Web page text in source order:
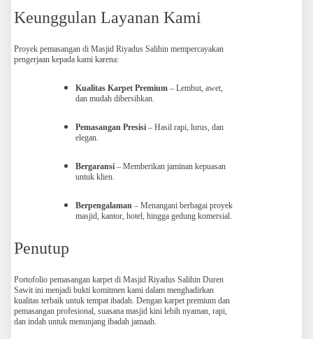
Keunggulan Layanan Kami
Proyek pemasangan di Masjid Riyadus Salihin mempercayakan
pengerjaan kepada kami karena:
Kualitas Karpet Premium – Lembut, awet,
dan mudah dibersihkan.
Pemasangan Presisi – Hasil rapi, lurus, dan
elegan.
Bergaransi – Memberikan jaminan kepuasan
untuk klien.
Berpengalaman – Menangani berbagai proyek
masjid, kantor, hotel, hingga gedung komersial.
Penutup
Portofolio pemasangan karpet di Masjid Riyadus Salihin Duren
Sawit ini menjadi bukti komitmen kami dalam menghadirkan
kualitas terbaik untuk tempat ibadah. Dengan karpet premium dan
pemasangan profesional, suasana masjid kini lebih nyaman, rapi,
dan indah untuk menunjang ibadah jamaah.